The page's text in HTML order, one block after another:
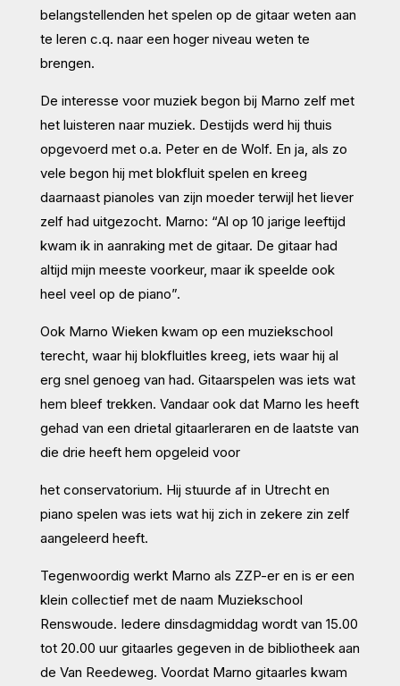
belangstellenden het spelen op de gitaar weten aan
te leren c.q. naar een hoger niveau weten te
brengen.
De interesse voor muziek begon bij Marno zelf met
het luisteren naar muziek. Destijds werd hij thuis
opgevoerd met o.a. Peter en de Wolf. En ja, als zo
vele begon hij met blokfluit spelen en kreeg
daarnaast pianoles van zijn moeder terwijl het liever
zelf had uitgezocht. Marno: “Al op 10 jarige leeftijd
kwam ik in aanraking met de gitaar. De gitaar had
altijd mijn meeste voorkeur, maar ik speelde ook
heel veel op de piano”.
Ook Marno Wieken kwam op een muziekschool
terecht, waar hij blokfluitles kreeg, iets waar hij al
erg snel genoeg van had. Gitaarspelen was iets wat
hem bleef trekken. Vandaar ook dat Marno les heeft
gehad van een drietal gitaarleraren en de laatste van
die drie heeft hem opgeleid voor
het conservatorium. Hij stuurde af in Utrecht en
piano spelen was iets wat hij zich in zekere zin zelf
aangeleerd heeft.
Tegenwoordig werkt Marno als ZZP-er en is er een
klein collectief met de naam Muziekschool
Renswoude. Iedere dinsdagmiddag wordt van 15.00
tot 20.00 uur gitaarles gegeven in de bibliotheek aan
de Van Reedeweg. Voordat Marno gitaarles kwam